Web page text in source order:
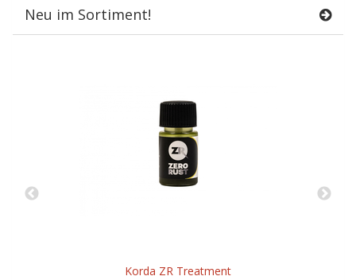
Neu im Sortiment!
Korda ZR Treatment